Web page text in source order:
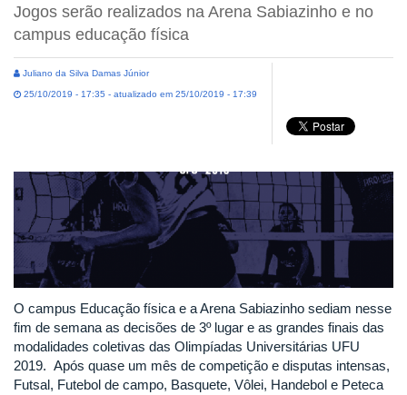
Jogos serão realizados na Arena Sabiazinho e no
campus educação física
Juliano da Silva Damas Júnior
25/10/2019 - 17:35 - atualizado em 25/10/2019 - 17:39
O campus Educação física e a Arena Sabiazinho sediam nesse
fim de semana as decisões de 3º lugar e as grandes finais das
modalidades coletivas das Olimpíadas Universitárias UFU
2019. Após quase um mês de competição e disputas intensas,
Futsal, Futebol de campo, Basquete, Vôlei, Handebol e Peteca